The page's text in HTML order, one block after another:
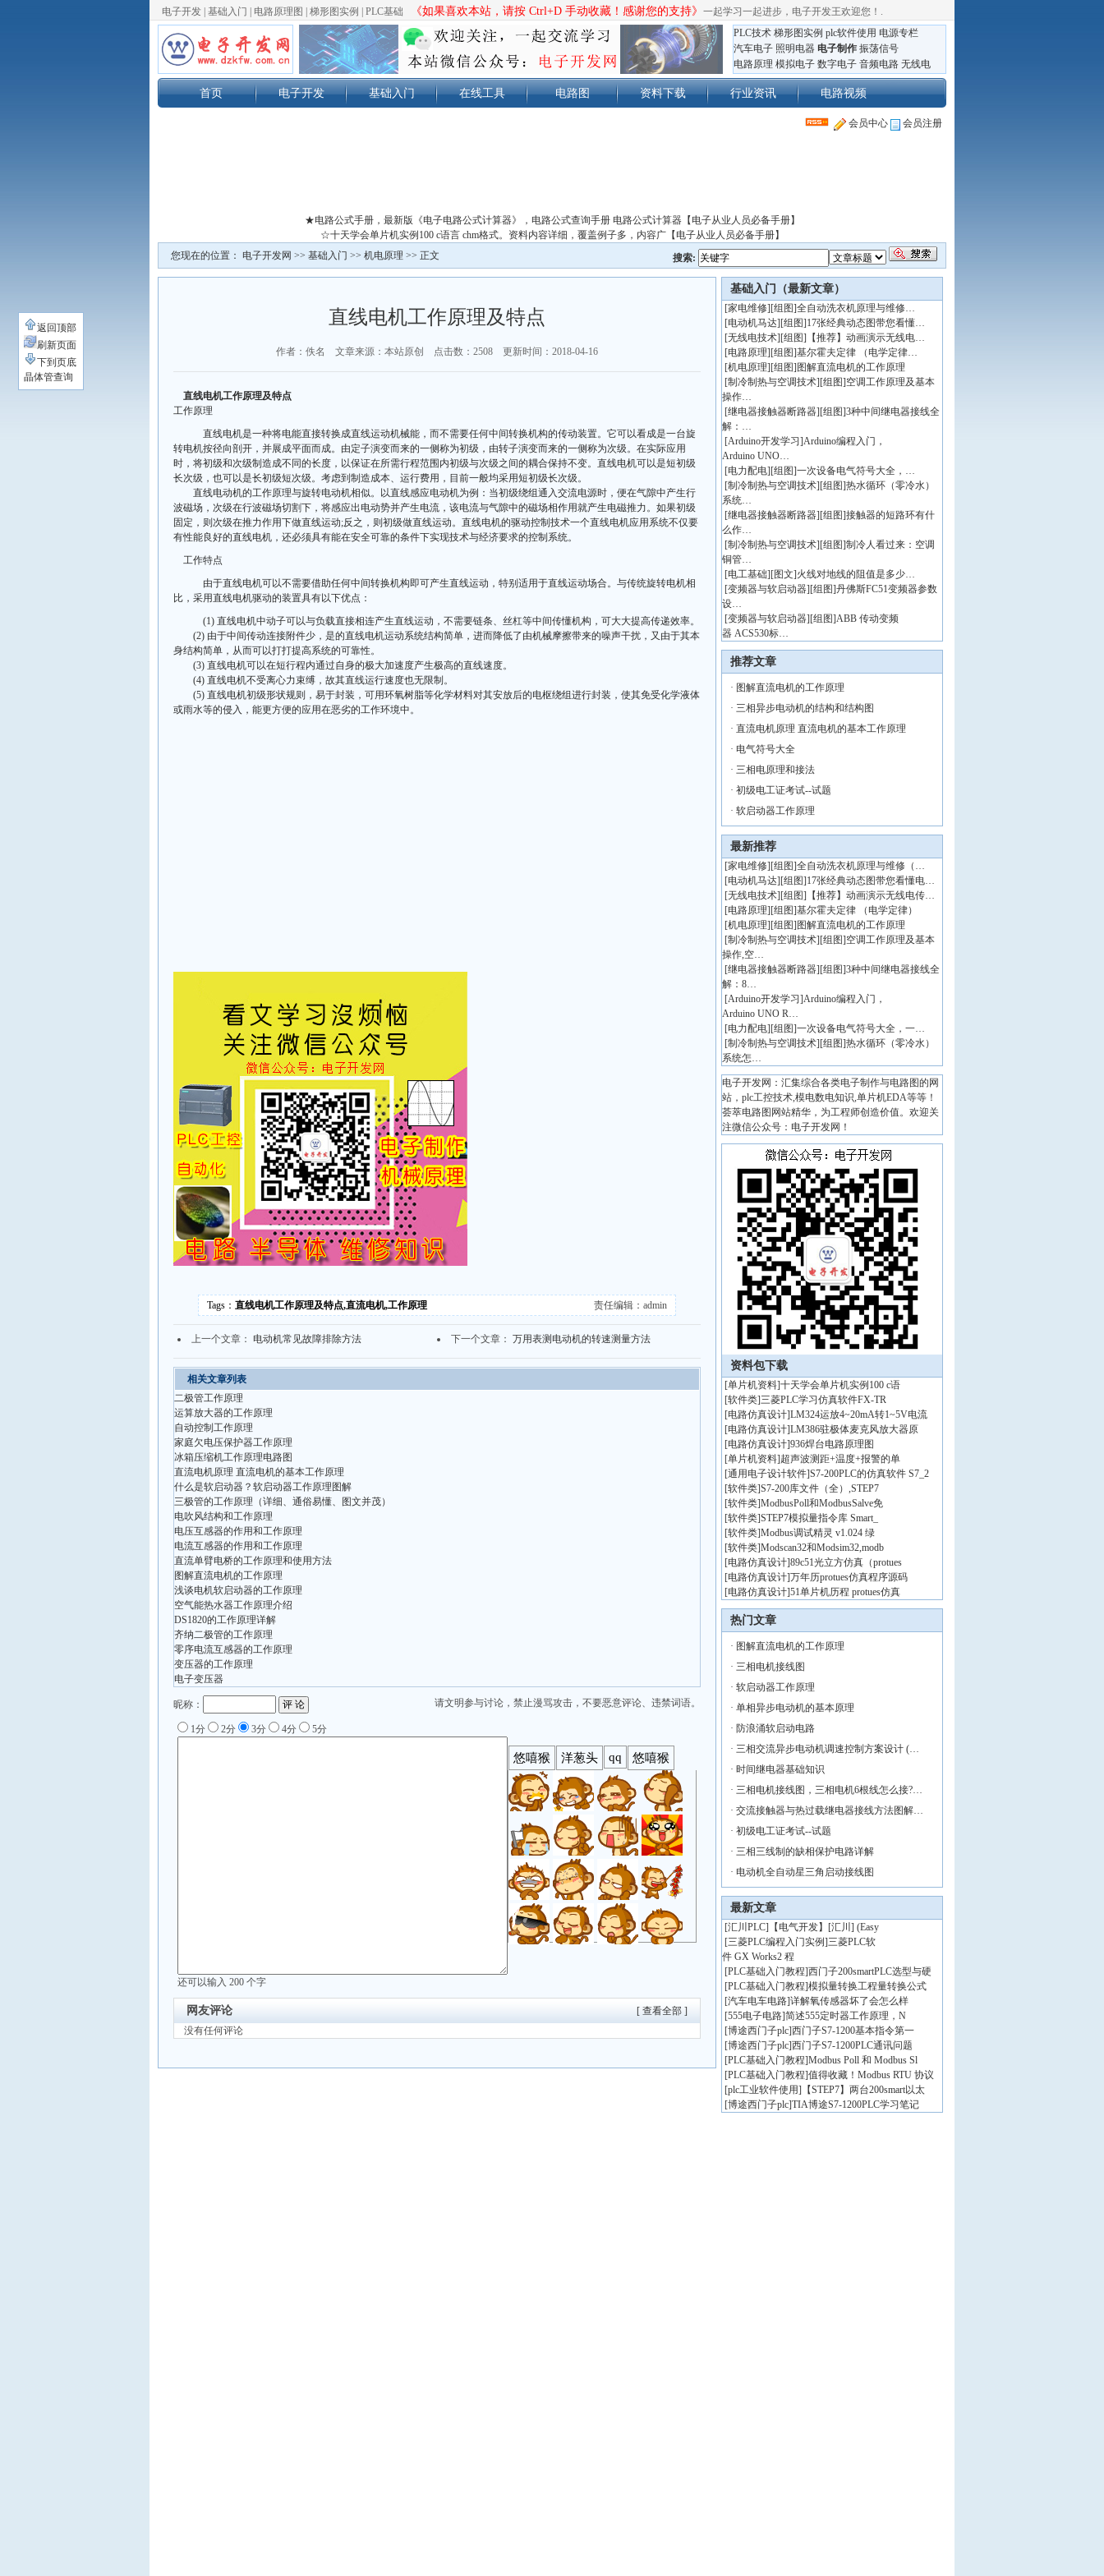
电子开发 基础入门 电路原理图 梯形图实例 PLC基础 《如果喜欢本站，请按 Ctrl+D 手动收藏！感谢您的支持》 一起学习一起进步，电子开发王欢迎您！ .
PLC技术 梯形图实例 plc软件使用 电源专栏
汽车电子 照明电器 电子制作 振荡信号
电路原理 模拟电子 数字电子 音频电路 无线电
首页 电子开发 基础入门 在线工具 电路图 资料下载 行业资讯 电路视频
会员中心 会员注册
★电路公式手册，最新版《电子电路公式计算器》，电路公式查询手册 电路公式计算器【电子从业人员必备手册】
☆十天学会单片机实例100 c语言 chm格式。资料内容详细，覆盖例子多，内容广【电子从业人员必备手册】
搜索:
您现在的位置： 电子开发网 >> 基础入门 >> 机电原理 >> 正文
直线电机工作原理及特点
作者：佚名 文章来源：本站原创 点击数： 2508 更新时间：2018-04-16
直线电机工作原理及特点
工作原理
直线电机是一种将电能直接转换成直线运动机械能，而不需要任何中间转换机构的传动装置。它可以看成是一台旋
转电机按径向剖开，并展成平面而成。由定子演变而来的一侧称为初级，由转子演变而来的一侧称为次级。在实际应用
时，将初级和次级制造成不同的长度，以保证在所需行程范围内初级与次级之间的耦合保持不变。直线电机可以是短初级
长次级，也可以是长初级短次级。考虑到制造成本、运行费用，目前一般均采用短初级长次级。
直线电动机的工作原理与旋转电动机相似。以直线感应电动机为例：当初级绕组通入交流电源时，便在气隙中产生行
波磁场，次级在行波磁场切割下，将感应出电动势并产生电流，该电流与气隙中的磁场相作用就产生电磁推力。如果初级
固定，则次级在推力作用下做直线运动;反之，则初级做直线运动。直线电机的驱动控制技术一个直线电机应用系统不仅要
有性能良好的直线电机，还必须具有能在安全可靠的条件下实现技术与经济要求的控制系统。
工作特点
由于直线电机可以不需要借助任何中间转换机构即可产生直线运动，特别适用于直线运动场合。与传统旋转电机相
比，采用直线电机驱动的装置具有以下优点：
(1) 直线电机中动子可以与负载直接相连产生直线运动，不需要链条、丝杠等中间传懂机构，可大大提高传递效率。
(2) 由于中间传动连接附件少，是的直线电机运动系统结构简单，进而降低了由机械摩擦带来的噪声干扰，又由于其本
身结构简单，从而可以打打提高系统的可靠性。
(3) 直线电机可以在短行程内通过自身的极大加速度产生极高的直线速度。
(4) 直线电机不受离心力束缚，故其直线运行速度也无限制。
(5) 直线电机初级形状规则，易于封装，可用环氧树脂等化学材料对其安放后的电枢绕组进行封装，使其免受化学液体
或雨水等的侵入，能更方便的应用在恶劣的工作环境中。
Tags： 直线电机工作原理及特点,直流电机,工作原理 责任编辑：admin
上一个文章： 电动机常见故障排除方法 下一个文章： 万用表测电动机的转速测量方法
相关文章列表
二极管工作原理
运算放大器的工作原理
自动控制工作原理
家庭欠电压保护器工作原理
冰箱压缩机工作原理电路图
直流电机原理 直流电机的基本工作原理
什么是软启动器？软启动器工作原理图解
三极管的工作原理（详细、通俗易懂、图文并茂）
电吹风结构和工作原理
电压互感器的作用和工作原理
电流互感器的作用和工作原理
直流单臂电桥的工作原理和使用方法
图解直流电机的工作原理
浅谈电机软启动器的工作原理
空气能热水器工作原理介绍
DS1820的工作原理详解
齐纳二极管的工作原理
零序电流互感器的工作原理
变压器的工作原理
电子变压器
请文明参与讨论，禁止漫骂攻击，不要恶意评论、违禁词语。
昵称：
1分 2分 3分 4分 5分
还可以输入 200 个字
[ 查看全部 ]
网友评论
没有任何评论
基础入门（最新文章）
[家电维修][组图]全自动洗衣机原理与维修…
[电动机马达][组图]17张经典动态图带您看懂…
[无线电技术][组图] 【推荐】动画演示无线电…
[电路原理][组图]基尔霍夫定律 （电学定律…
[机电原理][组图] 图解直流电机的工作原理
[制冷制热与空调技术][组图]空调工作原理及基本
操作…
[继电器接触器断路器][组图]3种中间继电器接线全
解：…
[Arduino开发学习 ]Arduino编程入门，
Arduino UNO…
[电力配电][组图]一次设备电气符号大全，…
[制冷制热与空调技术][组图]热水循环（零冷水）
系统…
[继电器接触器断路器][组图]接触器的短路环有什
么作…
[制冷制热与空调技术][组图]制冷人看过来：空调
铜管…
[电工基础][图文]火线对地线的阻值是多少…
[变频器与软启动器][组图]丹佛斯FC51变频器参数
设…
[变频器与软启动器][组图]ABB 传动变频
器 ACS530标…
推荐文章
· 图解直流电机的工作原理
· 三相异步电动机的结构和结构图
· 直流电机原理 直流电机的基本工作原理
· 电气符号大全
· 三相电原理和接法
· 初级电工证考试--试题
· 软启动器工作原理
最新推荐
[家电维修][组图]全自动洗衣机原理与维修（…
[电动机马达][组图]17张经典动态图带您看懂电…
[无线电技术][组图] 【推荐】动画演示无线电传…
[电路原理][组图]基尔霍夫定律 （电学定律）
[机电原理][组图] 图解直流电机的工作原理
[制冷制热与空调技术][组图]空调工作原理及基本
操作,空…
[继电器接触器断路器][组图]3种中间继电器接线全
解：8…
[Arduino开发学习 ]Arduino编程入门，
Arduino UNO R…
[电力配电][组图]一次设备电气符号大全，一…
[制冷制热与空调技术][组图]热水循环（零冷水）
系统怎…
电子开发网：汇集综合各类电子制作与电路图的网
站，plc工控技术,模电数电知识,单片机EDA等等！
荟萃电路图网站精华，为工程师创造价值。欢迎关
注微信公众号：电子开发网！
资料包下载
[单片机资料]十天学会单片机实例100 c语
[软件类]三菱PLC学习仿真软件FX-TR
[电路仿真设计]LM324运放4~20mA转1~5V电流
[电路仿真设计]LM386驻极体麦克风放大器原
[电路仿真设计]936焊台电路原理图
[单片机资料]超声波测距+温度+报警的单
[通用电子设计软件]S7-200PLC的仿真软件 S7_2
[软件类]S7-200库文件（全）,STEP7
[软件类]ModbusPoll和ModbusSalve免
[软件类]STEP7模拟量指令库 Smart_
[软件类]Modbus调试精灵 v1.024 绿
[软件类]Modscan32和Modsim32,modb
[电路仿真设计]89c51光立方仿真（protues
[电路仿真设计]万年历protues仿真程序源码
[电路仿真设计]51单片机历程 protues仿真
热门文章
· 图解直流电机的工作原理
· 三相电机接线图
· 软启动器工作原理
· 单相异步电动机的基本原理
· 防浪涌软启动电路
· 三相交流异步电动机调速控制方案设计 (…
· 时间继电器基础知识
· 三相电机接线图，三相电机6根线怎么接?…
· 交流接触器与热过载继电器接线方法图解…
· 初级电工证考试--试题
· 三相三线制的缺相保护电路详解
· 电动机全自动星三角启动接线图
最新文章
[汇川PLC] 【电气开发】[汇川] (Easy
[三菱PLC编程入门实例]三菱PLC软
件 GX Works2 程
[PLC基础入门教程]西门子200smartPLC选型与硬
[PLC基础入门教程]模拟量转换工程量转换公式
[汽车电车电路]详解氧传感器坏了会怎么样
[555电子电路]简述555定时器工作原理，N
[博途西门子plc]西门子S7-1200基本指令第一
[博途西门子plc]西门子S7-1200PLC通讯问题
[PLC基础入门教程]Modbus Poll 和 Modbus Sl
[PLC基础入门教程]值得收藏！Modbus RTU 协议
[plc工业软件使用] 【STEP7】两台200smart以太
[博途西门子plc]TIA博途S7-1200PLC学习笔记
返回顶部
刷新页面
下到页底
晶体管查询